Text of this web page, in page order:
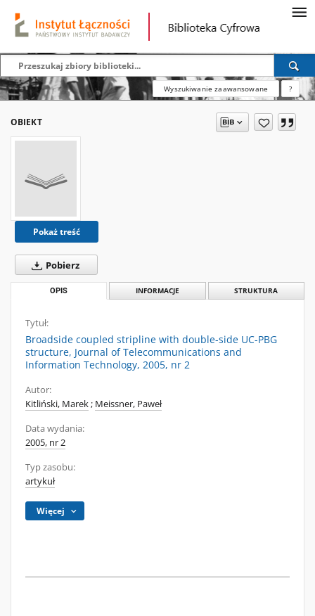
Wyszukiwanie zaawansowane ?
OBIEKT
Pokaż treść
Pobierz
OPIS INFORMACJE STRUKTURA
Tytuł:
Broadside coupled stripline with double-side UC-PBG
structure, Journal of Telecommunications and
Information Technology, 2005, nr 2
Autor:
Kitliński, Marek; Meissner, Paweł
Data wydania:
2005, nr 2
Typ zasobu:
artykuł
Więcej